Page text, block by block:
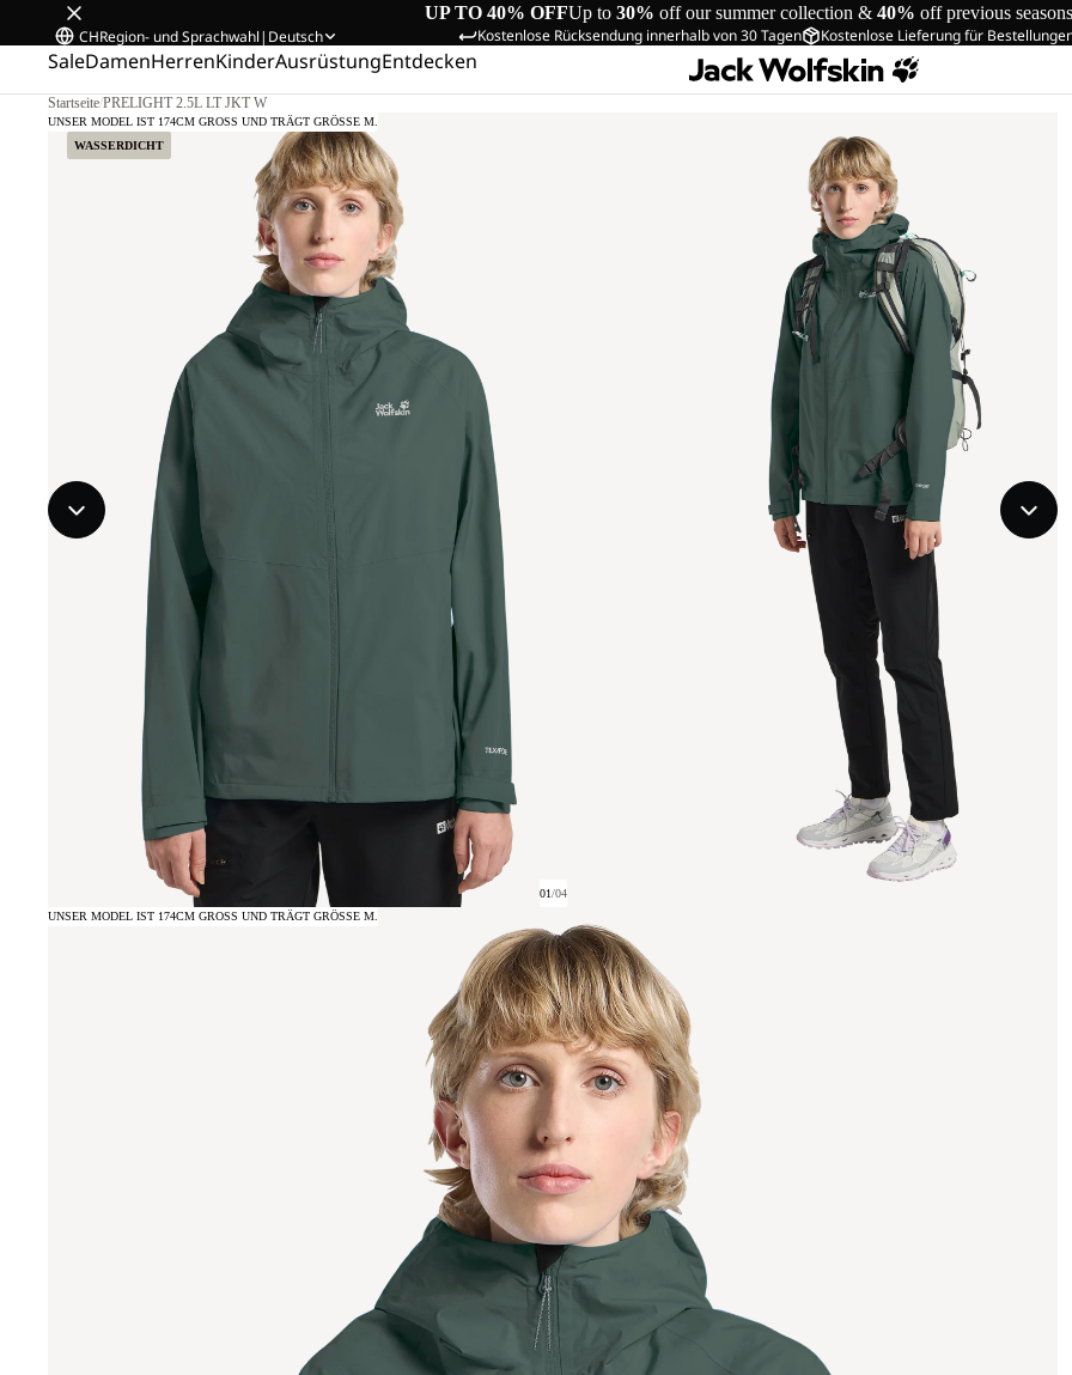
UP TO 40% OFFUp to 30% off our summer collection & 40% off previous seasons
Kostenlose Rücksendung innerhalb von 30 Tagen
Kostenlose Lieferung für
CHRegion- und Sprachwahl| Deutsch
SaleDamenHerrenKinderAusrüstungEntdecken
Startseite/PRELIGHT 2.5L LT JKT W
WASSERDICHT
UNSER MODEL IST 174CM GROSS UND TRÄGT GRÖSSE M.
01/04
UNSER MODEL IST 174CM GROSS UND TRÄGT GRÖSSE M.